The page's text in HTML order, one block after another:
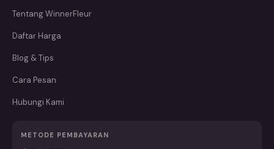
Tentang WinnerFleur
Daftar Harga
Blog & Tips
Cara Pesan
Hubungi Kami
METODE PEMBAYARAN